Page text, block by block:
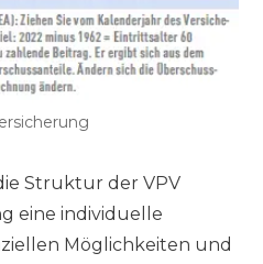
Struktur der VPV
eine individuelle
Möglichkeiten und